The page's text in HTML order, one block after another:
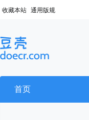
收藏本站 通用版规
首页